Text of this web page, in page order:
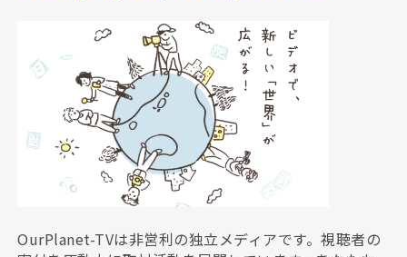
OurPlanet-TVは非営利の独立メディアです。視聴者の